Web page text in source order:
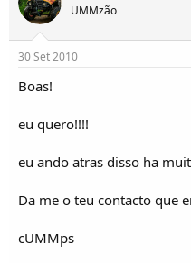
UMMzão
30 Set 2010
Boas!
eu quero!!!!
eu ando atras disso ha
Da me o teu contacto que
cUMMps